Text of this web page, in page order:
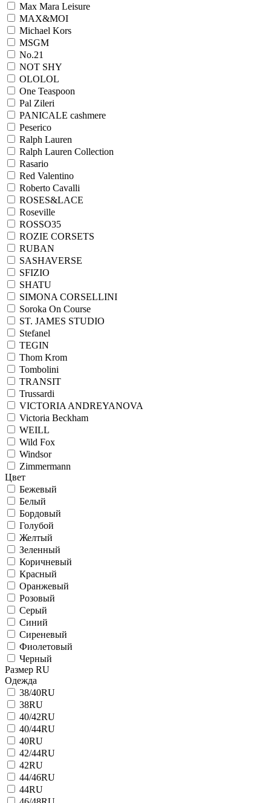
Max Mara Leisure
MAX&MOI
Michael Kors
MSGM
No.21
NOT SHY
OLOLOL
One Teaspoon
Pal Zileri
PANICALE cashmere
Peserico
Ralph Lauren
Ralph Lаuren Collection
Rasario
Red Valentino
Roberto Cavalli
ROSES&LACE
Roseville
ROSSO35
ROZIE CORSETS
RUBAN
SASHAVERSE
SFIZIO
SHATU
SIMONA CORSELLINI
Soroka On Course
ST. JAMES STUDIO
Stefanel
TEGIN
Thom Krom
Tombolini
TRANSIT
Trussardi
VICTORIA ANDREYANOVA
Victoria Beckham
WEILL
Wild Fox
Windsor
Zimmermann
Цвет
Бежевый
Белый
Бордовый
Голубой
Желтый
Зеленный
Коричневый
Красный
Оранжевый
Розовый
Серый
Синий
Сиреневый
Фиолетовый
Черный
Размер RU
Одежда
38/40RU
38RU
40/42RU
40/44RU
40RU
42/44RU
42RU
44/46RU
44RU